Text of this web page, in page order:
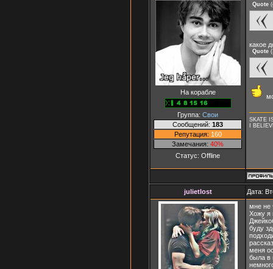
На корабле
Группа: Свои
Сообщений: 183
Репутация: 160
Замечания: 40%
Статус: Offline
Quote (
какое
Quote (
SKATE
I
julietlost Дата:
мне не
Хожу я
буду
меня
была в